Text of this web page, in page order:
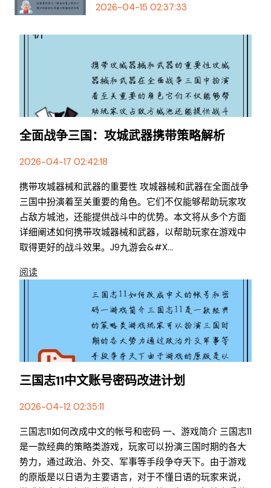
2026-04-15 02:37:33
全面战争三国：攻城武器携带策略解析
2026-04-17 02:42:18
携带攻城器械和武器的重要性 攻城器械和武器在全面战争
三国中扮演着至关重要的角色。它们不仅能够帮助玩家攻
占敌方城池，还能提供战斗中的优势。本文将从多个方面
详细阐述如何携带攻城器械和武器，以帮助玩家在游戏中
取得更好的战斗效果。j9九游会&#x...
阅读
三国志11中文账号密码改进计划
2026-04-12 02:35:11
三国志11如何改成中文的帐号和密码 一、游戏简介 三国志11
是一款经典的策略类游戏，玩家可以扮演三国时期的各大
势力，通过政治、外交、军事等手段争夺天下。由于游戏
的原版是以日语为主要语言，对于不懂日语的玩家来说，